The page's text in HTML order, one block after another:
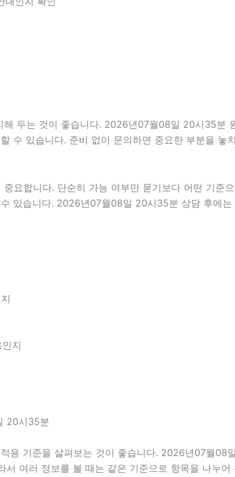
두는 것이 좋습니다. 2026년07월08일 20시35분
수 있습니다. 준비 없이 문의하면 중요한 부분을 놓
요합니다. 단순히 가능 여부만 묻기보다 어떤 기준
있습니다. 2026년07월08일 20시35분 상담 후에
지
20시35분
용 기준을 살펴보는 것이 좋습니다. 2026년07월
여러 정보를 볼 때는 같은 기준으로 항목을 나누어